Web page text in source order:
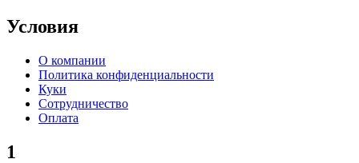
Условия
О компании
Политика конфиденциальности
Куки
Сотрудничество
Оплата
1